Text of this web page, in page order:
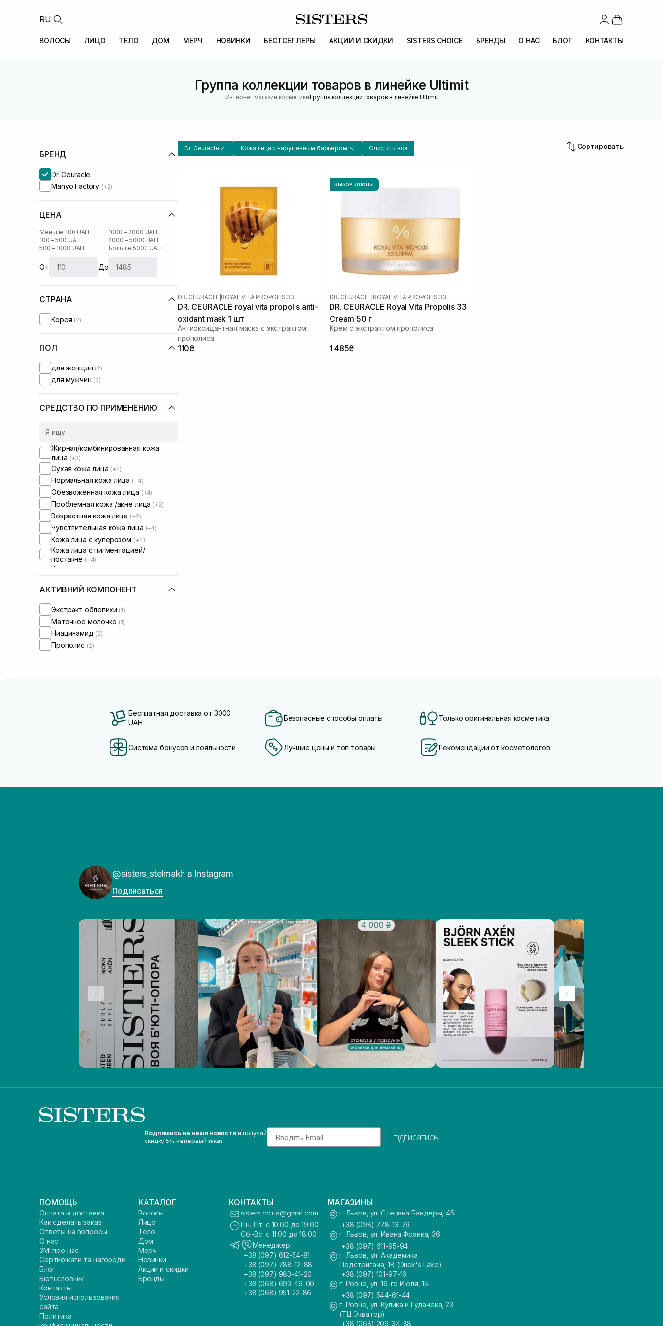
RU
ВОЛОСЫ ЛИЦО ТЕЛО ДОМ МЕРЧ НОВИНКИ БЕСТСЕЛЛЕРЫ АКЦИИ И СКИДКИ SISTERS CHOICE БРЕНДЫ О НАС БЛОГ КОНТАКТЫ
Группа коллекции товаров в линейке Ultimit
Интернет магазин косметики |Группа коллекции товаров в линейке Ultimit
БРЕНД
Dr. Ceuracle
Manyo Factory (+2)
ЦЕНА
Меньше 100 UAH
100 – 500 UAH
500 – 1000 UAH
1000 – 2000 UAH
2000 – 5000 UAH
Больше 5000 UAH
От До
СТРАНА
Корея (2)
ПОЛ
для женщин (2)
для мужчин (2)
СРЕДСТВО ПО ПРИМЕНЕНИЮ
Жирная/комбинированная кожа
лица (+3)
Сухая кожа лица (+4)
Нормальная кожа лица (+4)
Обезвоженная кожа лица (+4)
Проблемная кожа /акне лица (+2)
Возрастная кожа лица (+2)
Чувствительная кожа лица (+4)
Кожа лица с куперозом (+4)
Кожа лица с пигментацией/
постакне (+4)
Кожа лица с нарушенным
барьером
Кожа лица с нарушенным
АКТИВНИЙ КОМПОНЕНТ
Экстракт облепихи (1)
Маточное молочко (1)
Ниацинамид (2)
Прополис (2)
Dr. Ceuracle Кожа лица с нарушенным барьером Очистить все Сортировать
DR. CEURACLE ROYAL VITA PROPOLIS 33
DR. CEURACLE royal vita propolis anti-
oxidant mask 1 шт
Антиоксидантная маска с экстрактом
прополиса
110₴
ВЫБОР ИЛОНЫ
DR. CEURACLE ROYAL VITA PROPOLIS 33
DR. CEURACLE Royal Vita Propolis 33
Cream 50 г
Крем с экстрактом прополиса
1 485₴
Бесплатная доставка от 3000
UAH
Безопасные способы оплаты Только оригинальная косметика
Система бонусов и лояльности Лучшие цены и топ товары Рекомендации от косметологов
@sisters_stelmakh в Instagram
Подписаться
Подпишись на наши новости и получай
скидку 5% на первый заказ
Email
підписатись
ПОМОЩЬ
Оплата и доставка
Как сделать заказ
Ответы на вопросы
О нас
ЗМІ про нас
Сертифікати та нагороди
Блог
Бюті словник
Контакты
Условия использования
сайта
Политика
КАТАЛОГ
Волосы
Лицо
Тело
Дом
Мерч
Новинки
Акции и скидки
Бренды
КОНТАКТЫ
sisters.co.ua@gmail.com
Пн.-Пт. с 10:00 до 19:00
Сб.-Вс. с 11:00 до 18:00
Менеджер
+38 (097) 612-54-81
+38 (097) 788-12-88
+38 (097) 983-41-20
+38 (068) 693-46-00
+38 (068) 951-22-86
МАГАЗИНЫ
г. Львов, ул. Степана Бандеры, 45
+38 (098) 778-13-79
г. Львов, ул. Ивана Франка, 36
+38 (097) 611-95-94
г. Львов, ул. Академика
Подстригача, 1В (Duck's Lake)
+38 (097) 101-97-16
г. Ровно, ул. 16-го Июля, 15
+38 (097) 544-61-44
г. Ровно, ул. Кулика и Гудачека, 23
(ТЦ Экватор)
+38 (068) 209-34-88